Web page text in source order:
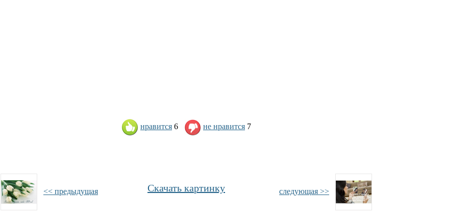
нравится 6 не нравится 7
<< предыдущая следующая >>
Скачать картинку